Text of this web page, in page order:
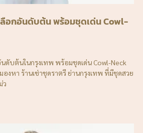
ลือกอันดับต้น พร้อมชุดเด่น Cowl-
นดับต้นในกรุงเทพ พร้อมชุดเด่น Cowl-Neck
งหา ร้านเช่าชุดราตรี ย่านกรุงเทพ ที่มีชุดสวย
ว